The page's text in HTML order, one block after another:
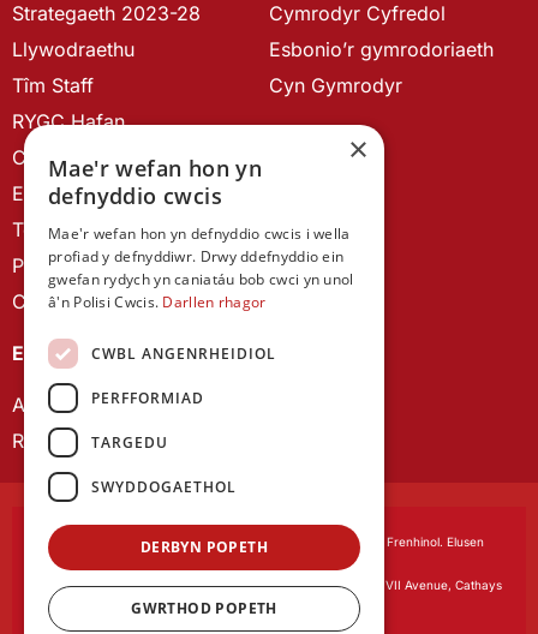
Strategaeth 2023-28
Llywodraethu
Tîm Staff
RYGC Hafan
Canllawiau brandio
Ein Hanes
Telerau ac Amodau
Polisi Preifatrwydd
Cysylltu â ni
Cymrodyr Cyfredol
Esbonio’r gymrodoriaeth
Cyn Gymrodyr
EIN CYHOEDDIADAU
Astudiaethau Cymreig
Rhwydwaith Ymchwil Gyrfa Cynnar
Cymdeithas Ddysgedig Cymru, corfforedig drwy Siarter Frenhinol. Elusen
Swyddfa gofrestredig:The University Registry, King Edward VII Avenue, Cathays
Park, Cardiff CF10 3NS
Gwefan gan:Waters Creative
×
Mae'r wefan hon yn
defnyddio cwcis
Mae'r wefan hon yn defnyddio cwcis i wella
profiad y defnyddiwr. Drwy ddefnyddio ein
gwefan rydych yn caniatáu bob cwci yn unol
â'n Polisi Cwcis. Darllen rhagor
CWBL ANGENRHEIDIOL
PERFFORMIAD
TARGEDU
SWYDDOGAETHOL
DERBYN POPETH
GWRTHOD POPETH